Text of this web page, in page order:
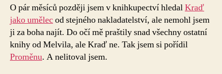
O pár měsíců později jsem v knihkupectví hledalKraď
jako umělecod stejného nakladatelství, ale nemohl jsem
ji za boha najít. Do očí mě praštily snad všechny ostatní
knihy od Melvila, ale Kraď ne. Tak jsem si pořídil
Proměnu. A nelitoval jsem.